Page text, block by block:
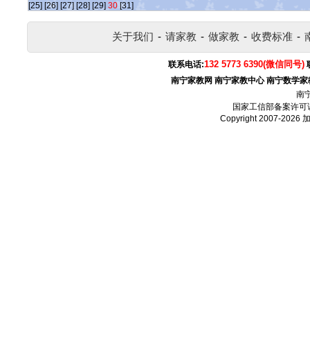
[25] [26] [27] [28] [29] 30 [31]
关于我们 - 请家教 - 做家教 - 收费标准 -
联系电话:132 5773 6390(微信同号)
南宁家教网 南宁家教中心 南宁数学家
南
国家工信部备案许可
Copyright 2007-2026